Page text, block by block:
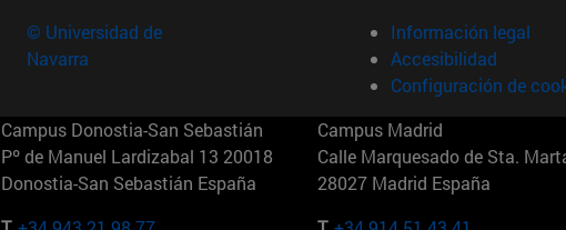
© Universidad de
Navarra
Información legal
Accesibilidad
Configuración de
Campus Donostia-San Sebastián
Pº de Manuel Lardizabal 13 20018
Donostia-San Sebastián España
Campus Madrid
Calle Marquesado de Sta.
28027 Madrid España